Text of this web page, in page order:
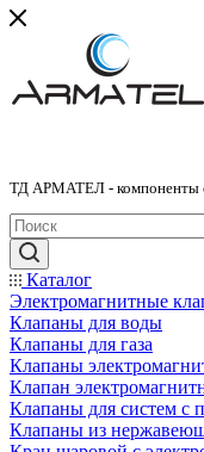
ТД АРМАТЕЛ - компоненты
Каталог
Электромагнитные
Клапаны для воды
Клапаны для газа
Клапаны
Клапан
Клапаны для систем с
Клапаны из